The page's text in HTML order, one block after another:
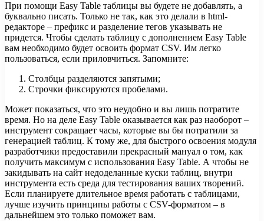
При помощи Easy Table таблицы вы будете не добавлять, а
буквально писать. Только не так, как это делали в html-
редакторе – префикс и разделение тегов указывать не
придется. Чтобы сделать таблицу с дополнением Easy Table
вам необходимо будет освоить формат CSV. Им легко
пользоваться, если приловчиться. Запомните:
Столбцы разделяются запятыми;
Строчки фиксируются пробелами.
Может показаться, что это неудобно и вы лишь потратите
время. Но на деле Easy Table оказывается как раз наоборот –
инструмент сокращает часы, которые вы бы потратили за
генерацией таблиц. К тому же, для быстрого освоения модуля
разработчики предоставили прекрасный мануал о том, как
получить максимум с использования Easy Table. А чтобы не
закидывать на сайт недоделанные куски таблиц, внутри
инструмента есть среда для тестирования ваших творений.
Если планируете длительное время работать с таблицами,
лучше изучить принципы работы с CSV-форматом – в
дальнейшем это только поможет вам.